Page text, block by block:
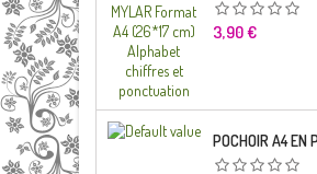
Prix
3,90 €